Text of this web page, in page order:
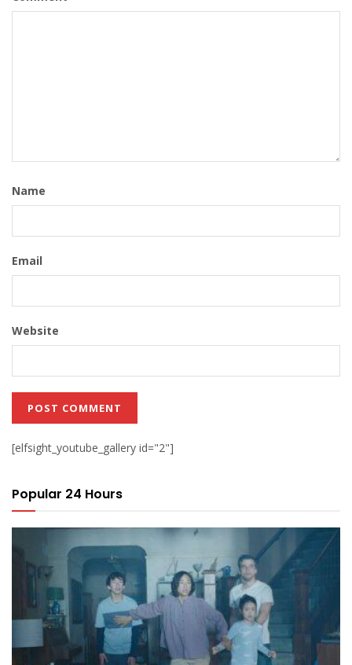
Name
Email
Website
[elfsight_youtube_gallery id="2"]
Popular 24 Hours